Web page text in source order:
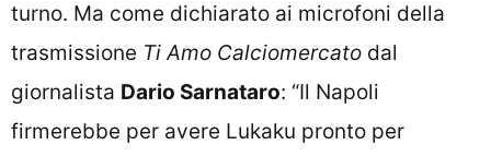
turno. Ma come dichiarato ai microfoni della
trasmissione Ti Amo Calciomercato dal
giornalista Dario Sarnataro: “Il Napoli
firmerebbe per avere Lukaku pronto per